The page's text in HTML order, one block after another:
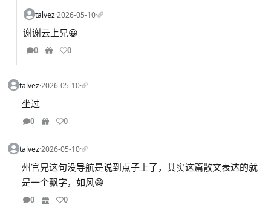
talvez·2026-05-10·
谢谢云上兄😀
0 0
talvez·2026-05-10·
坐过
0 0
talvez·2026-05-10·
州官兄这句没导航是说到点子上了，其实这篇散文表达的就
是一个飘字，如风😁
0 0